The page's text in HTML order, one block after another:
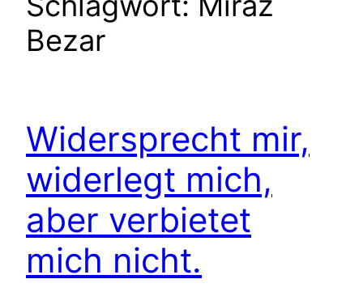
Bezar
Widersprecht mir,
widerlegt mich,
aber verbietet
mich nicht.